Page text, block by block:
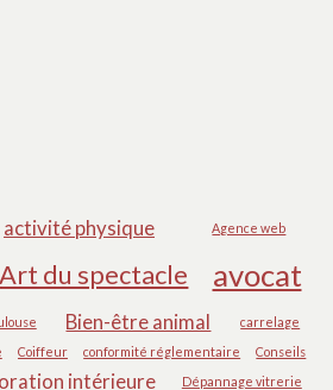
activité physique Agence web
Art du spectacle avocat
Bien-être animal
carrelage
Coiffeur conformité réglementaire Conseils
intérieure Dépannage vitrerie